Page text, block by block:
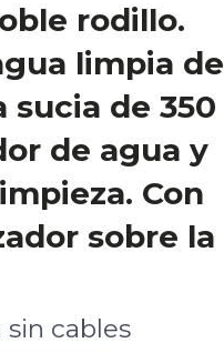
rodillo.
limpia de
sucia de 350
de agua y
Con
sobre la
cables